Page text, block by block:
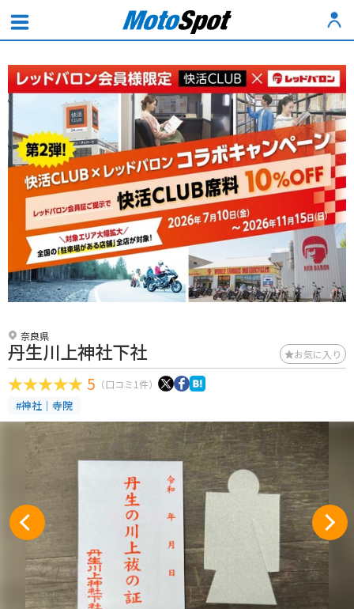
奈良県
丹生川上神社下社 お気に入り
5 （口コミ1件）
#神社｜寺院